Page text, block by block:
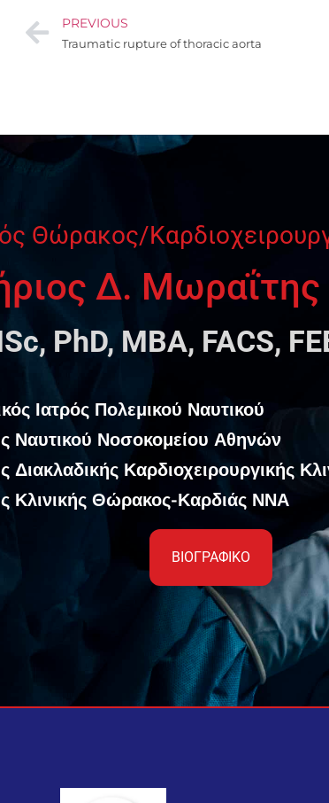
PREVIOUS
Traumatic rupture of thoracic aorta
Θώρακος/
Δ. Μωραΐτης
PhD, MBA, FACS,
Ιατρός Πολεμικού Ναυτικού
Ναυτικού Νοσοκομείου Αθηνών
Διακλαδικής Καρδιοχειρουργικής
Κλινικής Θώρακος-Καρδιάς ΝΝΑ
ΒΙΟΓΡΑΦΙΚΟ